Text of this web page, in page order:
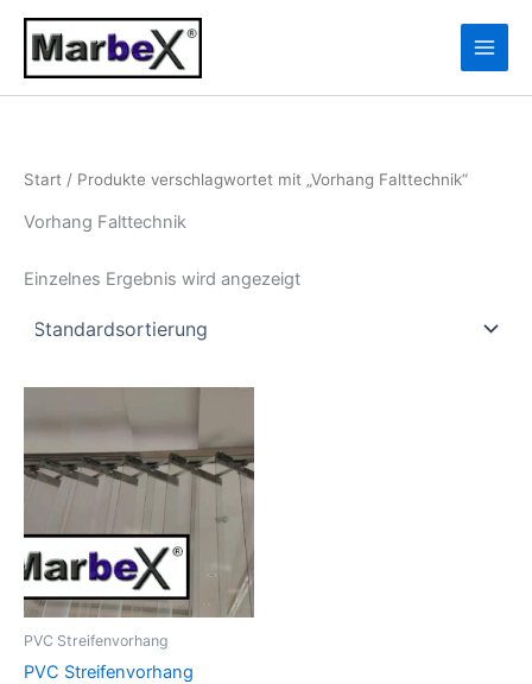
Zum
Inhalt
springen
Start / Produkte verschlagwortet mit „Vorhang Falttechnik“
Vorhang Falttechnik
Einzelnes Ergebnis wird angezeigt
PVC Streifenvorhang
PVC Streifenvorhang